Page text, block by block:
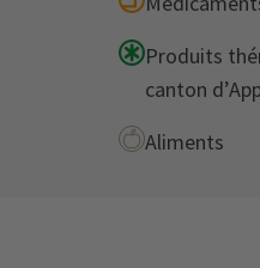
Produits
canton
Aliments